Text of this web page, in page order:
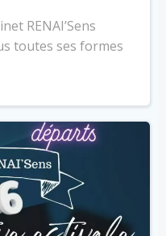
RENAI’Sens
toutes ses formes